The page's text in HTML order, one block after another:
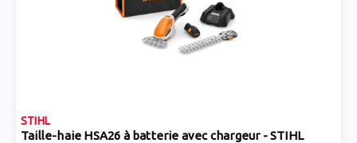
STIHL
Taille-haie HSA26 à batterie avec chargeur - STIHL